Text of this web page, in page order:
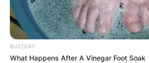
BUZZDAY
What Happens After A Vinegar Foot Soak